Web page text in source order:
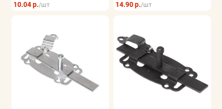
10.04 р./шт 14.90 р./шт